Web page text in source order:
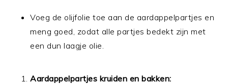
Voeg de olijfolie toe aan de aardappelpartjes en
meng goed, zodat alle partjes bedekt zijn met
een dun laagje olie.
Aardappelpartjes kruiden en bakken: